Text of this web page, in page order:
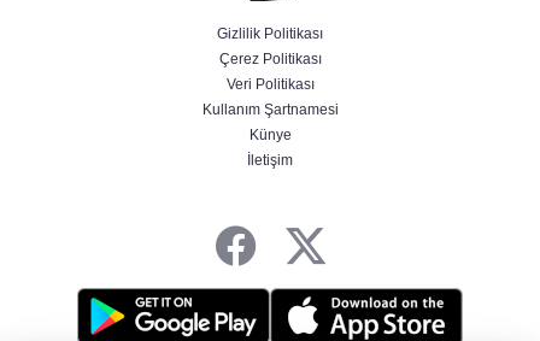
MGK toplantısı sona erdi, 8 maddelik bildiri
yayımlandı
Şehit aileleri ve gazilerin haklarına ilişkin
Gizlilik Politikası
Çerez Politikası
Veri Politikası
Kullanım Şartnamesi
Künye
İletişim